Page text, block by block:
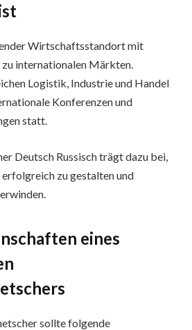
Wirtschaftsstandort mit
internationalen Märkten.
Logistik, Industrie und Handel
Konferenzen und
statt.
Deutsch Russisch trägt dazu bei,
zu gestalten und
eines
sollte folgende